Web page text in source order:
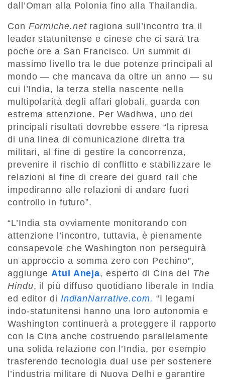
dall’Oman alla Polonia fino alla Thailandia.
Con Formiche.netragiona sull’incontro tra il
leader statunitense e cinese che ci sarà tra
poche ore a San Francisco. Un summit di
massimo livello tra le due potenze principali al
mondo — che mancava da oltre un anno — su
cui l’India, la terza stella nascente nella
multipolarità degli affari globali, guarda con
estrema attenzione. Per Wadhwa, uno dei
principali risultati dovrebbe essere “la ripresa
di una linea di comunicazione diretta tra
militari, al fine di gestire la concorrenza,
prevenire il rischio di conflitto e stabilizzare le
relazioni al fine di creare dei guard rail che
impediranno alle relazioni di andare fuori
controllo in futuro”.
“L’India sta ovviamente monitorando con
attenzione l’incontro, tuttavia, è pienamente
consapevole che Washington non perseguirà
un approccio a somma zero con Pechino”,
aggiungeAtul Aneja, esperto di Cina del The
Hindu, il più diffuso quotidiano liberale in India
ed editor di IndianNarrative.com. “I legami
indo-statunitensi hanno una loro autonomia e
Washington continuerà a proteggere il rapporto
con la Cina anche costruendo parallelamente
una solida relazione con l’India, per esempio
trasferendo tecnologia dual use per sostenere
l’industria militare di Nuova Delhi e garantire